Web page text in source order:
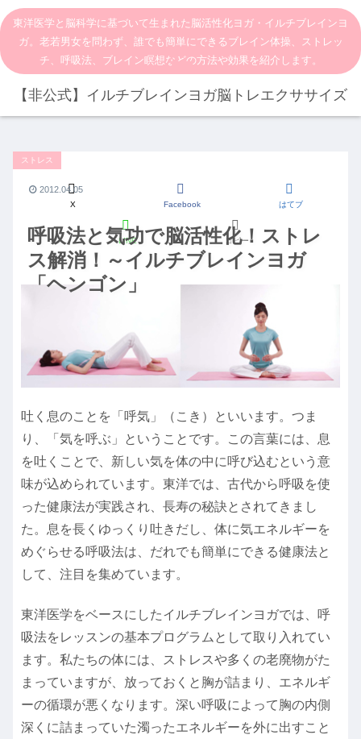
東洋医学と脳科学に基づいて生まれた脳活性化ヨガ・イルチブレインヨ
ガ。老若男女を問わず、誰でも簡単にできるブレイン体操、ストレッ
チ、呼吸法、ブレイン瞑想などの方法や効果を紹介します。
【非公式】イルチブレインヨガ脳トレエクササイズ
呼吸法と気功で脳活性化！ストレ
ス解消！～イルチブレインヨガ
「ヘンゴン」
ストレス
X Facebook はてブ
LINE コピー
2012.04.05
吐く息のことを「呼気」（こき）といいます。つま
り、「気を呼ぶ」ということです。この言葉には、息
を吐くことで、新しい気を体の中に呼び込むという意
味が込められています。東洋では、古代から呼吸を使
った健康法が実践され、長寿の秘訣とされてきまし
た。息を長くゆっくり吐きだし、体に気エネルギーを
めぐらせる呼吸法は、だれでも簡単にできる健康法と
して、注目を集めています。
東洋医学をベースにしたイルチブレインヨガでは、呼
吸法をレッスンの基本プログラムとして取り入れてい
ます。私たちの体には、ストレスや多くの老廃物がた
まっていますが、放っておくと胸が詰まり、エネルギ
ーの循環が悪くなります。深い呼吸によって胸の内側
深くに詰まっていた濁ったエネルギーを外に出すこと